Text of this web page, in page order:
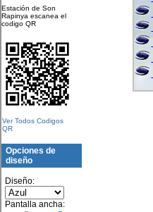
Estación de Son
Rapinya escanea el
codigo QR
Ver Todos Codigos
QR
Opciones de
diseño
Diseño:
Pantalla ancha: